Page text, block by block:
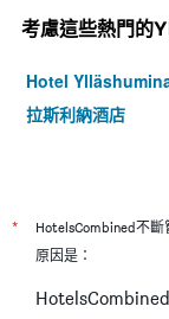
考慮這些熱門的
Hotel
拉斯利納酒店
* HotelsCombined不
原因是：